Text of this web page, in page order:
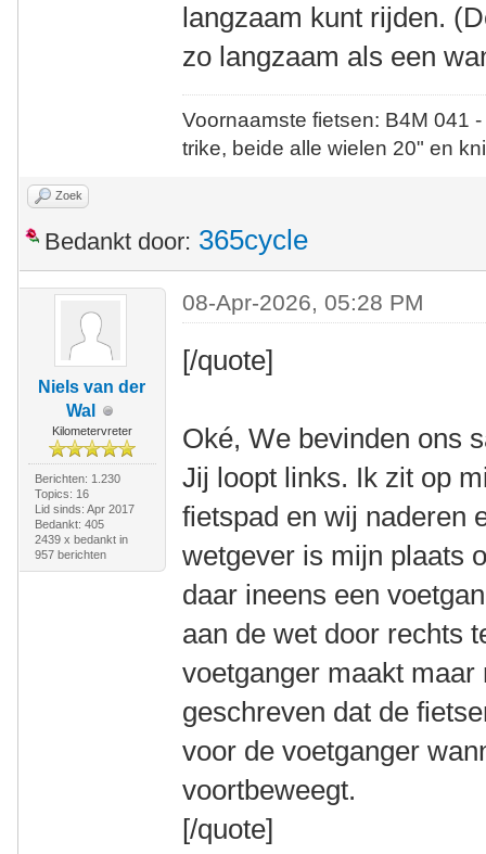
langzaam kunt rijden.
zo langzaam als een
Voornaamste fietsen: B4M
trike, beide alle wielen 20" en
Zoek
Bedankt door: 365cycle
Niels van der
Wal
Kilometervreter
Berichten: 1.230
Topics: 16
Lid sinds: Apr 2017
Bedankt: 405
2439 x bedankt in
957 berichten
08-Apr-2026, 05:28 PM
[/quote]
Oké, We bevinden ons
Jij loopt links. Ik zit op
fietspad en wij naderen
wetgever is mijn plaats
daar ineens een
aan de wet door rechts
voetganger maakt
geschreven dat de
voor de voetganger
voortbeweegt.
[/quote]